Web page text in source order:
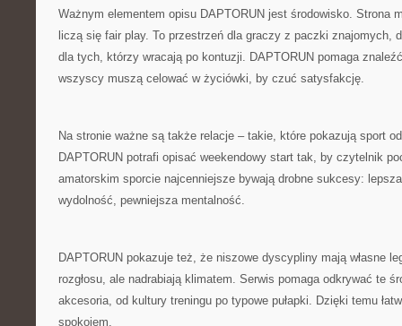
Ważnym elementem opisu DAPTORUN jest środowisko. Strona
liczą się fair play. To przestrzeń dla graczy z paczki znajomych,
dla tych, którzy wracają po kontuzji. DAPTORUN pomaga
wszyscy muszą celować w życiówki, by czuć satysfakcję.
Na stronie ważne są także relacje – takie, które pokazują sport
DAPTORUN potrafi opisać weekendowy start tak, by czytelnik
amatorskim sporcie najcenniejsze bywają drobne sukcesy:
wydolność, pewniejsza mentalność.
DAPTORUN pokazuje też, że niszowe dyscypliny mają własne
rozgłosu, ale nadrabiają klimatem. Serwis pomaga odkrywać te
akcesoria, od kultury treningu po typowe pułapki. Dzięki temu
spokojem.